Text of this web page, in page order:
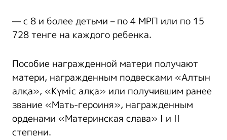
— с 8 и более детьми – по 4 МРП или по 15
728 тенге на каждого ребенка.
Пособие награжденной матери получают
матери, награжденным подвесками «Алтын
алқа», «Күміс алқа» или получившим ранее
звание «Мать-героиня», награжденным
орденами «Материнская слава» I и II
степени.